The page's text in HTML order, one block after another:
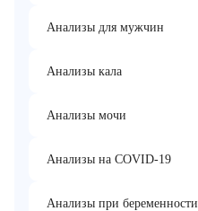
Анализы для мужчин
Анализы кала
Анализы мочи
Анализы на COVID-19
Анализы при беременности